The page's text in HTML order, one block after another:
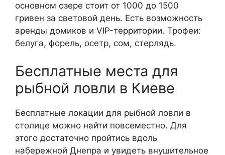
основном озере стоит от 1000 до 1500
гривен за световой день. Есть возможность
аренды домиков и VIP-территории. Трофеи:
белуга, форель, осетр, сом, стерлядь.
Бесплатные места для
рыбной ловли в Киеве
Бесплатные локации для рыбной ловли в
столице можно найти повсеместно. Для
этого достаточно пройтись вдоль
набережной Днепра и увидеть внушительное